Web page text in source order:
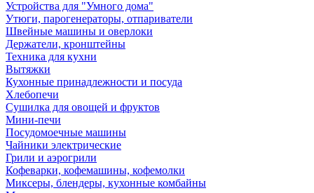
Устройства для "Умного дома"
Утюги, парогенераторы, отпариватели
Швейные машины и оверлоки
Держатели, кронштейны
Техника для кухни
Вытяжки
Кухонные принадлежности и посуда
Хлебопечи
Сушилка для овощей и фруктов
Мини-печи
Посудомоечные машины
Чайники электрические
Грили и аэрогрили
Кофеварки, кофемашины, кофемолки
Миксеры, блендеры, кухонные комбайны